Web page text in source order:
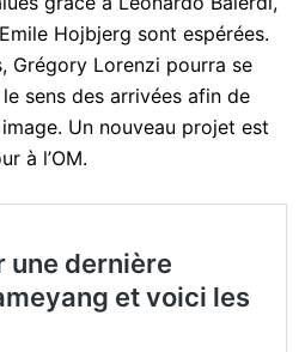
Hojbjerg sont espérées.
Grégory Lorenzi pourra se
sens des arrivées afin de
Un nouveau projet est
à l’OM.
une dernière
et voici les